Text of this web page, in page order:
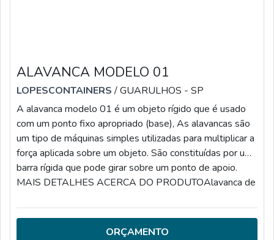
ALAVANCA MODELO 01
LOPESCONTAINERS/ GUARULHOS - SP
A alavanca modelo 01 é um objeto rígido que é usado
com um ponto fixo apropriado (base), As alavancas são
um tipo de máquinas simples utilizadas para multiplicar a
força aplicada sobre um objeto. São constituídas por uma
barra rígida que pode girar sobre um ponto de apoio.
MAIS DETALHES ACERCA DO PRODUTOAlavanca de
desempenho, que vai proporcionar durabilidade maior ao
produto. Usado para ajudar na remoção de materiais
ORÇAMENTO